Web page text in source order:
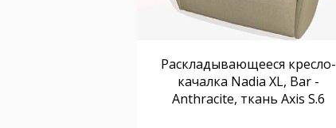
Раскладывающееся кресло-
качалка Nadia XL, Bar -
Anthracite, ткань Axis S.6